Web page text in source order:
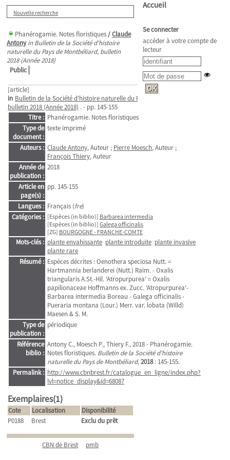
Nouvelle recherche
Phanérogamie. Notes floristiques/Claude
Antony in Bulletin de la Société d'histoire
naturelle du Pays de Montbéliard, bulletin
2018 (Année 2018)
Public
[article]
in Bulletin de la Société d'histoire naturelle du Pays de Montbéliard
bulletin 2018 (Année 2018) . - pp. 145-155
Titre : Phanérogamie. Notes floristiques
Type de
document :
texte imprimé
Auteurs : Claude Antony, Auteur ; Pierre Moesch, Auteur ;
François Thiery, Auteur
Année de
publication :
2018
Article en
page(s) :
pp. 145-155
Langues : Français (fre)
Catégories : [Espèces (in biblio)] Barbarea intermedia
[Espèces (in biblio)] Galega officinalis
[ZG] BOURGOGNE - FRANCHE-COMTE
Mots-clés : plante envahissante plante introduite plante invasive
plante rare
Résumé : Espèces décrites : Oenothera speciosa Nutt. =
Hartmannia berlanderei (Nutt.) Raim. - Oxalis
triangularis A.St.-Hil. 'Atropurpurea' = Oxalis
papilionaceae Hoffmanns ex. Zucc. 'Atropurpurea'-
Barbarea intermedia Boreau - Galega officinalis -
Pueraria montana (Lour.) Merr. var. lobata (Willd)
Maesen & S. M.
Type de
publication :
périodique
Référence
biblio :
Antony C., Moesch P., Thiery F., 2018 - Phanérogamie.
Notes floristiques. Bulletin de la Société d'histoire
naturelle du Pays de Montbéliard,2018: 145-155.
Permalink : http://www.cbnbrest.fr/catalogue_en_ligne/index.php?
lvl=notice_display&id=68087
Exemplaires(1)
Cote Localisation
Disponibilité
P0188
Brest Exclu du prêt
CBN de Brest pmb
Accueil
Se connecter
accéder à votre compte de
lecteur